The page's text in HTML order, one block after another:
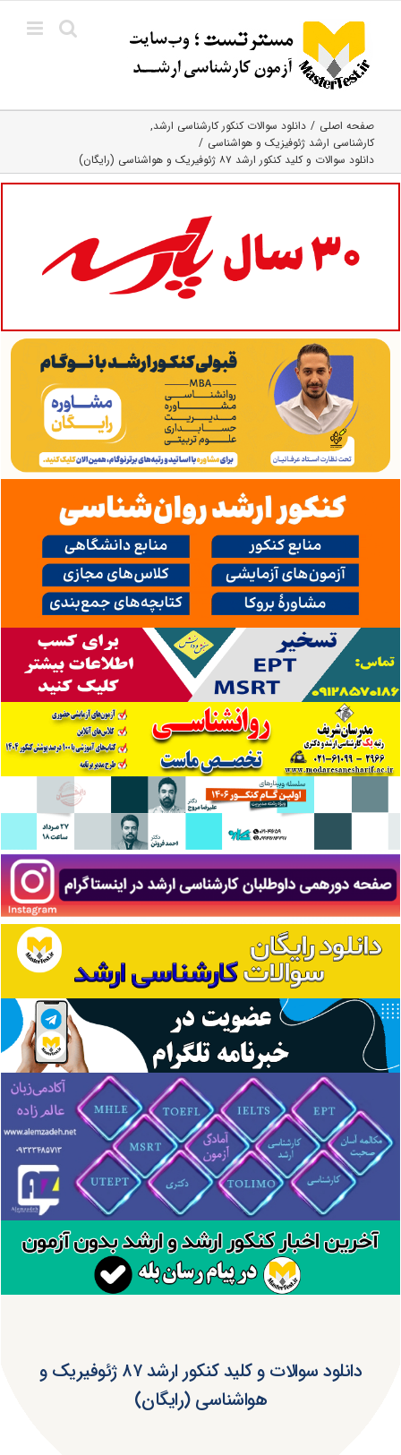
content
صفحه اصلی
دانلود سوالات کنکور کارشناسی ارشد
کارشناسی ارشد ژئوفیزیک و هواشناسی
دانلود سوالات و کلید کنکور ارشد ۸۷ ژئوفیریک و هواشناسی (رایگان)
دانلود سوالات و کلید کنکور ارشد ۸۷ ژئوفیریک و
هواشناسی (رایگان)